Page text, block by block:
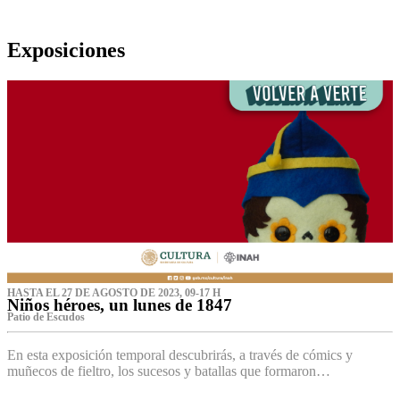
Exposiciones
HASTA EL 27 DE AGOSTO DE 2023, 09-17 H
Niños héroes, un lunes de 1847
Patio de Escudos
En esta exposición temporal descubrirás, a través de cómics y
muñecos de fieltro, los sucesos y batallas que formaron…